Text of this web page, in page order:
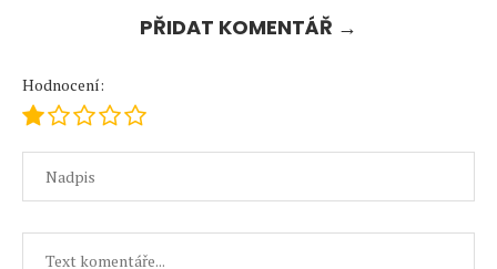
PŘIDAT KOMENTÁŘ →
Hodnocení: